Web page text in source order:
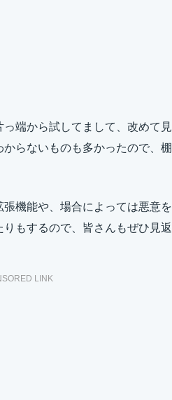
端から試してまして、改めて見
らないものも多かったので、棚
機能や、場合によっては悪意を
もするので、皆さんもぜひ見返
LINK